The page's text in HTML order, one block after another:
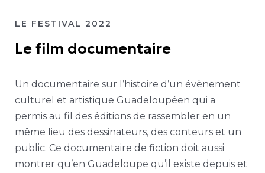
LE FESTIVAL 2022
Le film documentaire
Un documentaire sur l’histoire d’un évènement
culturel et artistique Guadeloupéen qui a
permis au fil des éditions de rassembler en un
même lieu des dessinateurs, des conteurs et un
public. Ce documentaire de fiction doit aussi
montrer qu’en Guadeloupe qu’il existe depuis et